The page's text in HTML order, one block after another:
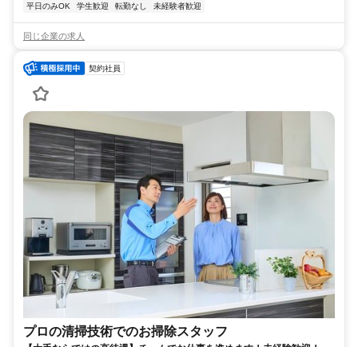
平日のみOK
学生歓迎 転勤なし 未経験者歓迎
同じ企業の求人
契約社員
プロの清掃技術でのお掃除スタッフ